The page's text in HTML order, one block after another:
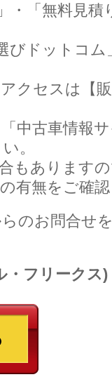
・「無料見積
びドットコ
クセスは【
中古車情報
。
もあります
有無をご確
のお問合せ
・フリーク